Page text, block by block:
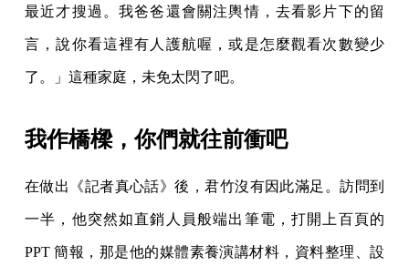
最近才搜過。我爸爸還會關注輿情，去看影片下的留
言，說你看這裡有人護航喔，或是怎麼觀看次數變少
了。」這種家庭，未免太閃了吧。
我作橋樑，你們就往前衝吧
在做出《記者真心話》後，君竹沒有因此滿足。訪問到
一半，他突然如直銷人員般端出筆電，打開上百頁的
PPT 簡報，那是他的媒體素養演講材料，資料整理、設